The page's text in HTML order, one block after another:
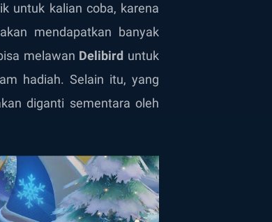
untuk kalian coba, karena
mendapatkan banyak
melawan Delibird untuk
hadiah. Selain itu, yang
diganti sementara oleh